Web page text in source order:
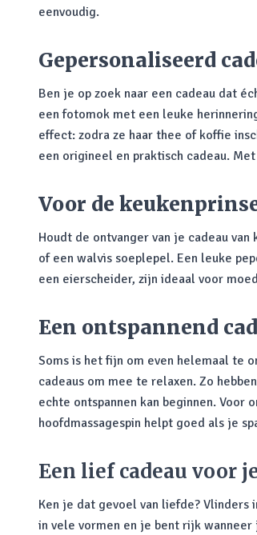
eenvoudig.
Gepersonaliseerd
Ben je op zoek naar een cadeau dat
een fotomok met een leuke
effect: zodra ze haar thee of koffie
een origineel en praktisch cadeau.
Voor de
Houdt de ontvanger van je cadeau
of een walvis soeplepel. Een leuke
een eierscheider, zijn ideaal voor
Een ontspannend
Soms is het fijn om even helemaal te
cadeaus om mee te relaxen. Zo
echte ontspannen kan beginnen. Voor
hoofdmassagespin helpt goed als je
Een lief cadeau voor
Ken je dat gevoel van liefde?
in vele vormen en je bent rijk